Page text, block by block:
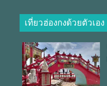
เที่ยวฮ่องกงด้วยตัวเอง